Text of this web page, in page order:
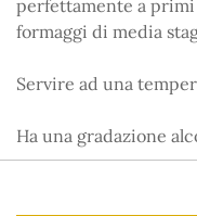
perfettamente a
formaggi di media
Servire ad una
Ha una gradazione